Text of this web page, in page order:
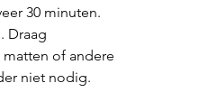
30 minuten.
Draag
of andere
niet nodig.